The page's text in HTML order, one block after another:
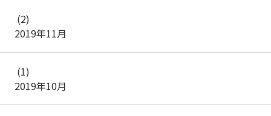
2019年11月
(2)
2019年10月
(1)